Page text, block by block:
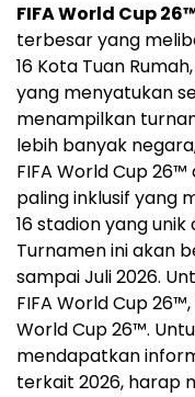
FIFA World Cup
terbesar yang
16 Kota Tuan
yang menyatukan
menampilkan
lebih banyak
FIFA World Cup
paling inklusif yang
16 stadion yang
Turnamen ini akan
sampai Juli 2026.
FIFA World Cup
World Cup 26™.
mendapatkan
terkait 2026, harap